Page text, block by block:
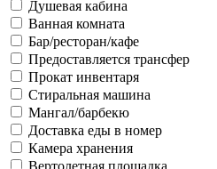
Душевая кабина
Ванная комната
Бар/ресторан/кафе
Предоставляется трансфер
Прокат инвентаря
Стиральная машина
Мангал/барбекю
Доставка еды в номер
Камера хранения
Вертолетная площадка